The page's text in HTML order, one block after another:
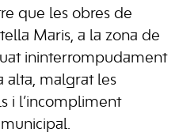
que les obres de
Maris, a la zona de
ininterrompudament
alta, malgrat les
i l’incompliment